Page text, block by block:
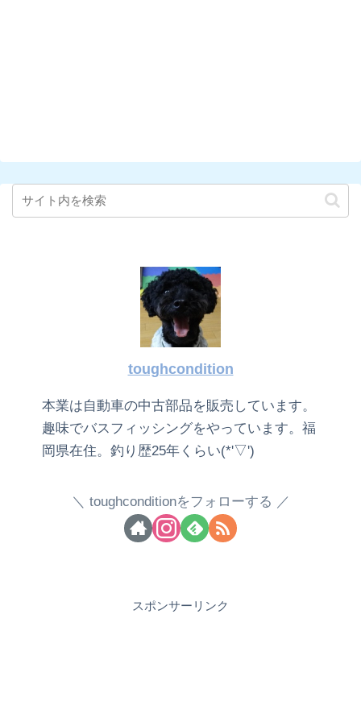
toughcondition
本業は自動車の中古部品を販売しています。
趣味でバスフィッシングをやっています。福
岡県在住。釣り歴25年くらい(*'▽')
toughconditionをフォローする
スポンサーリンク